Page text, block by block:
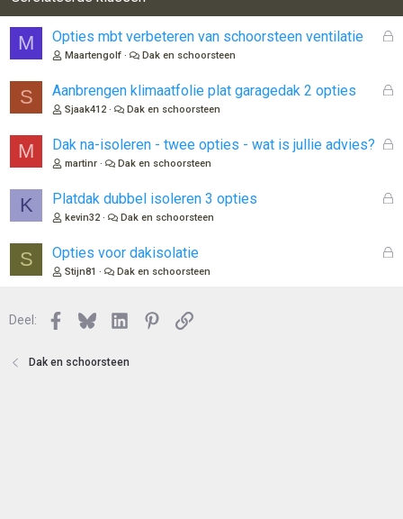
M
G
l
n
Opties mbt verbeteren van schoorsteen ventilatie
Maartengolf Dak en schoorsteen
S
G
l
n
Aanbrengen klimaatfolie plat garagedak 2 opties
Sjaak412 Dak en schoorsteen
M
G
l
n
Dak na-isoleren - twee opties - wat is jullie advies?
martinr Dak en schoorsteen
K
G
l
Platdak dubbel isoleren 3 opties
kevin32 Dak en schoorsteen
S
G
Opties voor dakisolatie
Stijn81 Dak en schoorsteen
Deel: Facebook
BlueskyLinkedInPinterest
Link
Dak en schoorsteen